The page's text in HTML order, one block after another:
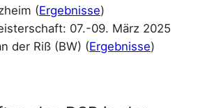
(Ergebnisse)
07.-09. März 2025
der Riß (BW) (Ergebnisse)